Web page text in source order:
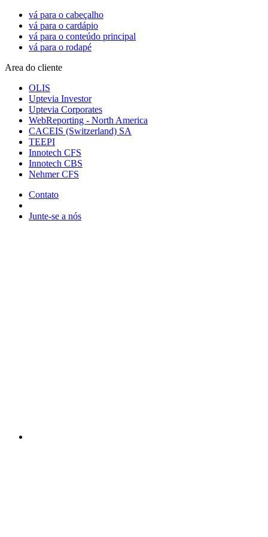
vá para o cabeçalho
vá para o cardápio
vá para o conteúdo principal
vá para o rodapé
Area do cliente
OLIS
Uptevia Investor
Uptevia Corporates
WebReporting - North America
CACEIS (Switzerland) SA
TEEPI
Innotech CFS
Innotech CBS
Nehmer CFS
Contato
Junte-se a nós